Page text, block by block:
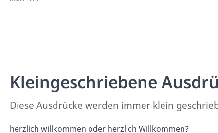
Kleingeschriebene
Diese Ausdrücke werden immer klein
herzlich willkommen oder herzlich Willkommen?